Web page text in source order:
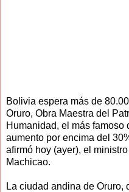
Bolivia espera más de
Oruro, Obra Maestra del
Humanidad, el más famoso
aumento por encima del
afirmó hoy (ayer), el
Machicao.
La ciudad andina de Oruro,